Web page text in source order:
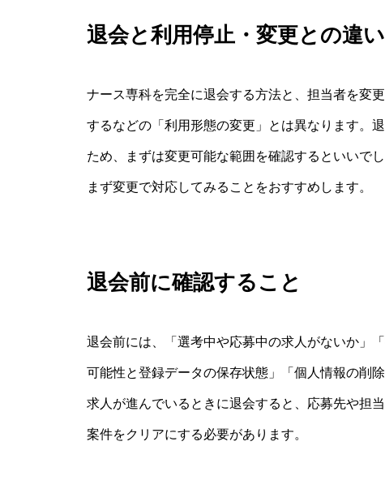
退会と利用停止・変更との違い
ナース専科を完全に退会する方法と、担当者を変
するなどの「利用形態の変更」とは異なります。
ため、まずは変更可能な範囲を確認するといいで
まず変更で対応してみることをおすすめします。
退会前に確認すること
退会前には、「選考中や応募中の求人がないか」
可能性と登録データの保存状態」「個人情報の削
求人が進んでいるときに退会すると、応募先や担
案件をクリアにする必要があります。